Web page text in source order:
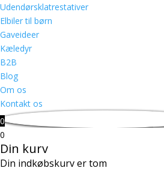
Udendørsklatrestativer
Elbiler til børn
Gaveideer
Kæledyr
B2B
Blog
Om os
Kontakt os
0
0
Din kurv
Din indkøbskurv er tom